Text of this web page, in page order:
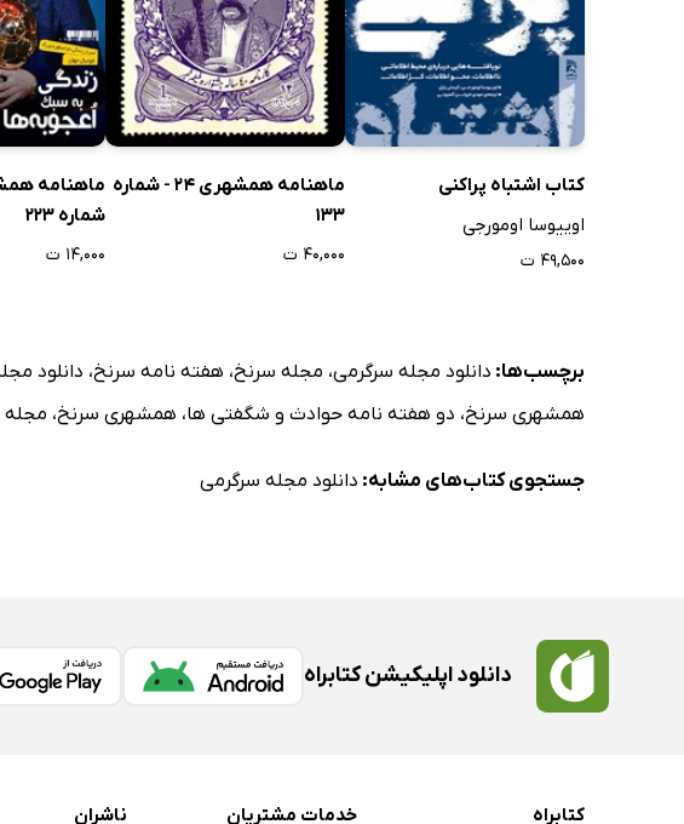
کتاب اشتباه پراکنی
اوییوسا اومورجی
۴۹,۵۰۰ ت
ماهنامه همشهری 24 - شماره
133
۴۰,۰۰۰ ت
ماهنامه
شماره 223
۱۴,۰۰۰ ت
برچسب‌ها: دانلود مجله سرگرمی، مجله سرنخ، هفته نامه سرنخ، دانلود
همشهری سرنخ، دو هفته نامه حوادث و شگفتی ها، همشهری سرنخ، مجله
جستجوی کتاب‌های مشابه: دانلود مجله سرگرمی
دانلود اپلیکیشن کتابراه
کتابراه خدمات مشتریان ناشران